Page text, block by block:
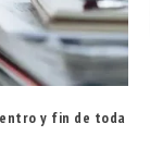
y fin de toda